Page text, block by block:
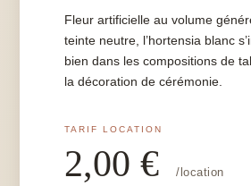
Fleur artificielle au volume
teinte neutre, l’hortensia blanc
bien dans les compositions de
la décoration de cérémonie.
2,00€ /location